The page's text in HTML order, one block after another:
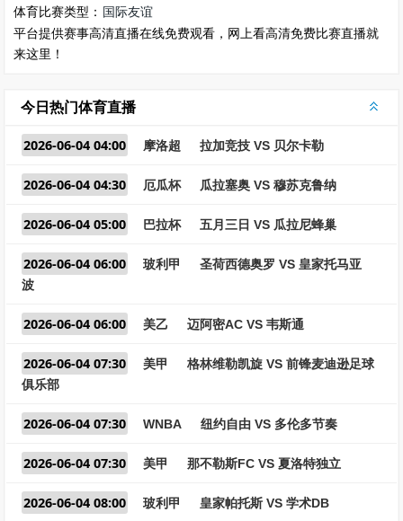
体育比赛类型： 国际友谊
平台提供赛事高清直播在线免费观看，网上看高清免费比赛直播就
来这里！
今日热门体育直播
2026-06-04 04:00 摩洛超 拉加竞技 VS 贝尔卡勒
2026-06-04 04:30 厄瓜杯 瓜拉塞奥 VS 穆苏克鲁纳
2026-06-04 05:00 巴拉杯 五月三日 VS 瓜拉尼蜂巢
2026-06-04 06:00 玻利甲
圣荷西德奥罗 VS 皇家托马亚
波
2026-06-04 06:00 美乙 迈阿密AC VS 韦斯通
2026-06-04 07:30 美甲
格林维勒凯旋 VS 前锋麦迪逊足球
俱乐部
2026-06-04 07:30 WNBA 纽约自由 VS 多伦多节奏
2026-06-04 07:30 美甲 那不勒斯FC VS 夏洛特独立
2026-06-04 08:00 玻利甲 皇家帕托斯 VS 学术DB